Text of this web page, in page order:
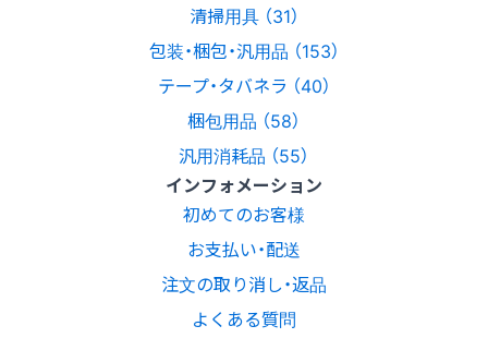
清掃用具 （31）
包装・梱包・汎用品 （153）
テープ・タバネラ （40）
梱包用品 （58）
汎用消耗品 （55）
インフォメーション
初めてのお客様
お支払い・配送
注文の取り消し・返品
よくある質問